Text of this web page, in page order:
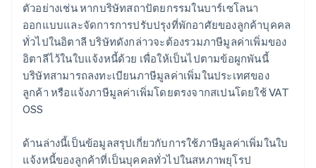
ตัวอย่างเช่น หากบริษัทสถาปัตยกรรมในบาร์เซโลนา
ออกแบบและจัดการการปรับปรุงที่พักอาศัยของลูกค้าบุคคล
ทั่วไปในอิตาลี บริษัทดังกล่าวจะต้องรวมภาษีมูลค่าเพิ่มของ
อิตาลีไว้ในใบแจ้งหนี้ด้วย เพื่อให้เป็นไปตามข้อผูกพันนี้
บริษัทสามารถลงทะเบียนภาษีมูลค่าเพิ่มในประเทศของ
ลูกค้า หรือแจ้งภาษีมูลค่าเพิ่มโดยตรงจากสเปนโดยใช้ VAT
OSS
ด้านล่างนี้เป็นข้อมูลสรุปเกี่ยวกับการใช้ภาษีมูลค่าเพิ่มในใบ
แจ้งหนี้ของลูกค้าที่เป็นบุคคลทั่วไปในสหภาพยุโรป